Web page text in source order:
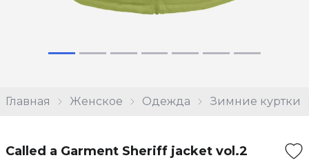
Главная Женское Одежда Зимние куртки
Called a Garment Sheriff jacket vol.2